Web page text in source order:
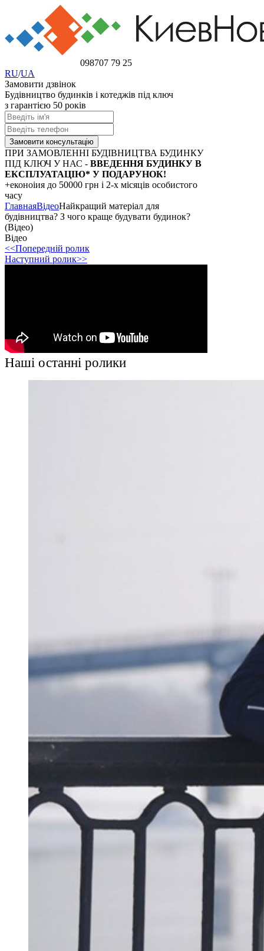
098707 79 25
RU/UA
Замовити дзвінок
Будівництво будинків і котеджів під ключ
з гарантією 50 років
ПРИ ЗАМОВЛЕННІ БУДІВНИЦТВА БУДИНКУ
ПІД КЛЮЧ У НАС - ВВЕДЕННЯ БУДИНКУ В
ЕКСПЛУАТАЦІЮ* У ПОДАРУНОК!
+еконоіия до 50000 грн і 2-х місяців особистого
часу
ГлавнаяВідеоНайкращий матеріал для
будівництва? З чого краще будувати будинок?
(Відео)
Відео
<<Попередній ролик
Наступний ролик>>
Наші останні ролики